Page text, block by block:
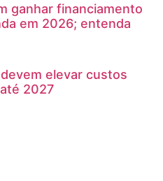
ganhar financiamento
em 2026; entenda
elevar custos
2027